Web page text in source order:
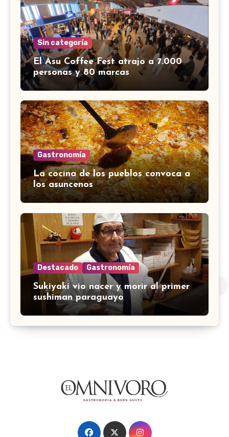
Sin categoría
El Asu Coffee Fest atrajo a 7.000
personas y 80 marcas
Gastronomía
La cocina de los pueblos convoca a
los asuncenos
Destacado Gastronomía
Sukiyaki vio nacer y morir al primer
sushiman paraguayo